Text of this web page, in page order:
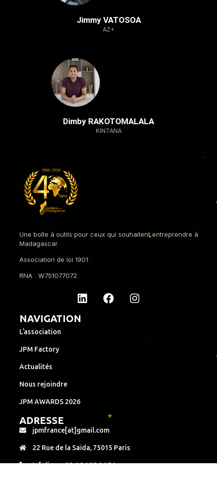
Jimmy VATOSOA
AZ+
Dimby RAKOTOMALALA
KINTANA
Une boîte à outils pour ceux qui souhaitent entreprendre à
Madagascar.
Association de loi 1901.
RNA : W751077072
NAVIGATION
L’association
JPM Factory
Actualités
Nous rejoindre
JPM AWARDS 2026
ADRESSE
jpmfrance[at]gmail.com
22 Rue de la Saïda, 75015 Paris
Infoline : +33 6 34 28 04 54